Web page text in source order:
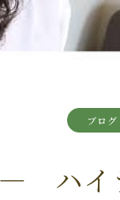
ブログ
ハイ